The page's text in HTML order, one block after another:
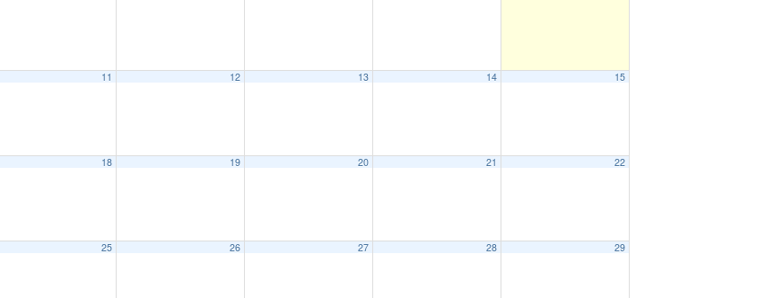
11 12 13 14 15
18 19 20 21 22
25 26 27 28 29